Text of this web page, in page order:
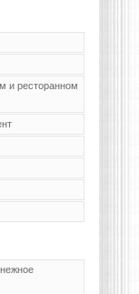
и ресторанном